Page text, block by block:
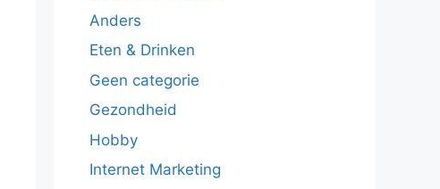
Anders
Eten & Drinken
Geen categorie
Gezondheid
Hobby
Internet Marketing